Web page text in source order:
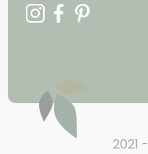
2021